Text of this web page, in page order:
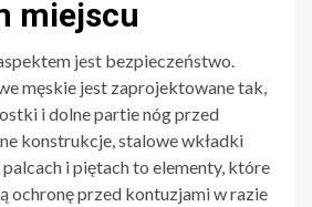
miejscu
jest bezpieczeństwo.
męskie jest zaprojektowane tak,
i dolne partie nóg przed
konstrukcje, stalowe wkładki
i piętach to elementy, które
ochronę przed kontuzjami w razie